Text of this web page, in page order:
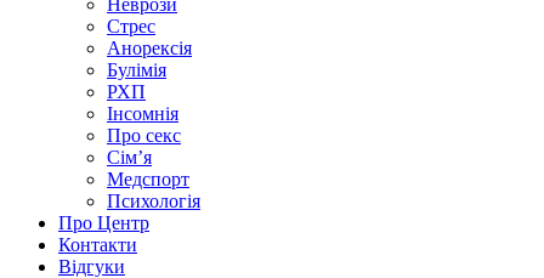
Неврози
Стрес
Анорексія
Булімія
РХП
Інсомнія
Про секс
Сім’я
Медспорт
Психологія
Про Центр
Контакти
Відгуки